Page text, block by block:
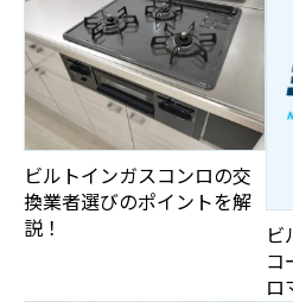
ビルトインガスコンロの交
換業者選びのポイントを解
説！
ビ
コ
ロ